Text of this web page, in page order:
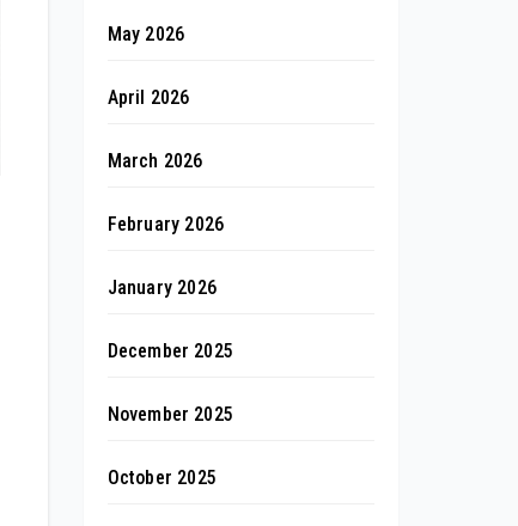
May 2026
April 2026
March 2026
February 2026
January 2026
December 2025
November 2025
October 2025